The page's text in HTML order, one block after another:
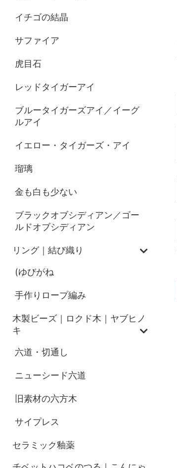
イチゴの結晶
サファイア
虎目石
レッドタイガーアイ
ブルータイガーズアイ／イーグ
ルアイ
イエロー・タイガーズ・アイ
瑠璃
金も白も少ない
ブラックオブシディアン／ゴー
ルドオブシディアン
リング｜結び織り
(ゆびがね
手作りロープ編み
木製ビーズ｜ロクド木｜ヤブヒノ
キ
六道・切通し
ニューシード六道
旧素材の六方木
サイプレス
セラミック釉薬